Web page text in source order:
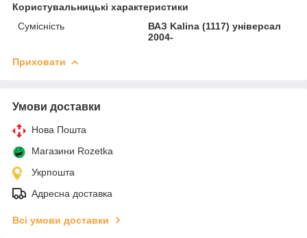
Користувальницькі характеристики
Сумісність
ВАЗ Kalina (1117) універсал
2004-
Приховати
Умови доставки
Нова Пошта
Магазини Rozetka
Укрпошта
Адресна доставка
Всі умови доставки